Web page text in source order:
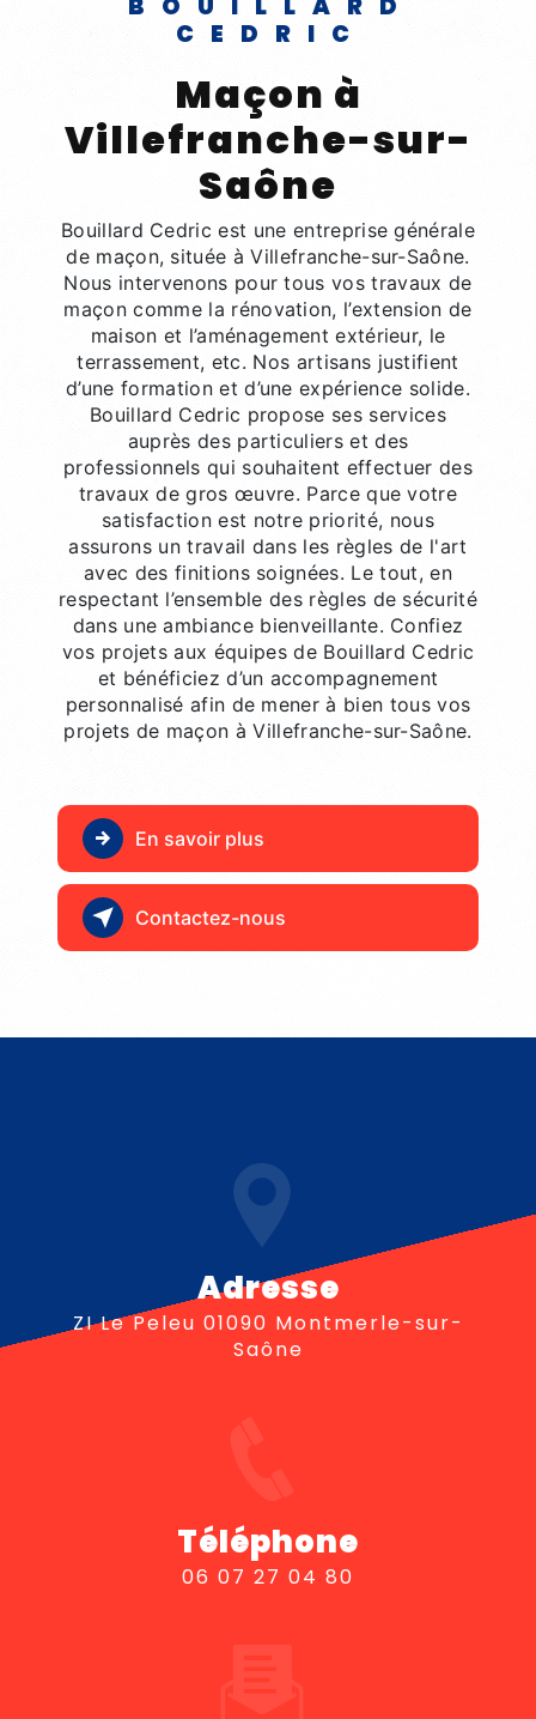
BOUILLARD
CEDRIC
maçon à
Villefranche-sur-
Saône
Bouillard Cedric est une entreprise générale
de maçon, située à Villefranche-sur-Saône.
Nous intervenons pour tous vos travaux de
maçon comme la rénovation, l’extension de
maison et l’aménagement extérieur, le
terrassement, etc. Nos artisans justifient
d’une formation et d’une expérience solide.
Bouillard Cedric propose ses services
auprès des particuliers et des
professionnels qui souhaitent effectuer des
travaux de gros œuvre. Parce que votre
satisfaction est notre priorité, nous
assurons un travail dans les règles de l'art
avec des finitions soignées. Le tout, en
respectant l’ensemble des règles de sécurité
dans une ambiance bienveillante. Confiez
vos projets aux équipes de Bouillard Cedric
et bénéficiez d’un accompagnement
personnalisé afin de mener à bien tous vos
projets de maçon à Villefranche-sur-Saône.
En savoir plus
Contactez-nous
Adresse
ZI Le Peleu 01090 Montmerle-sur-
Saône
Téléphone
06 07 27 04 80